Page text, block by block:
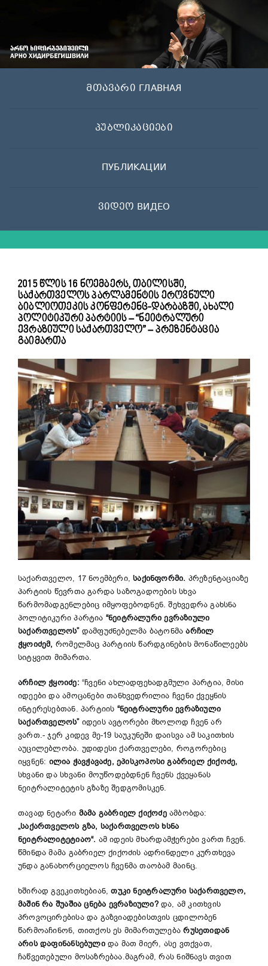
მთავარი ГЛАВНАЯ
პუბლიკაციები
ПУБЛИКАЦИИ
ვიდეო ВИДЕО
2015 წლის 16 ნოემბერს, თბილისში,
საქართველოს პარლამენტის ეროვნული
ბიბლიოთეკის კონფერენც-დარბაზში, ახალი
პოლიტიკური პარტიის – “ნეიტრალური
ევრაზიული საქართველო” – პრეზენტაცია
გაიმართა
საქართველო, 17 ნოემბერი,საქინფორმი. პრეზენტაციაზე
პარტიის წევრთა გარდა საზოგადოების სხვა
წარმომადგენლებიც იმყოფებოდნენ. შეხვედრა გახსნა
პოლიტიკური პარტია “ნეიტრალური ევრაზიული
საქართველოს”დამფუძნებელმა ბატონმაარჩილ
ჭყოიძემ, რომელმაც პარტიის წარდგინების მონაწილეებს
სიტყვით მიმართა.
არჩილ ჭყოიძე: “ჩვენი ახლადფეხადგმული პარტია, მისი
იდეები და ამოცანები თანხვედრილია ჩვენი ქვეყნის
ინტერესებთან. პარტიის “ნეიტრალური ევრაზიული
საქართველოს”იდეის ავტორები მხოლოდ ჩვენ არ
ვართ.- ჯერ კიდევ მე-19 საუკუნეში დაისვა ამ საკითხის
აუცილებლობა. უდიდესი ქართველები, როგორებიც
იყვნენ: ილია ჭავჭავაძე,ეპისკოპოსი გაბრიელ ქიქოძე,
სხვანი და სხვანი მოუწოდებდნენ ჩვენს ქვეყანას
ნეიტრალიტეტის გზაზე შედგომისკენ.
თავად ნეტარი მამა გაბრიელ ქიქოძეამბობდა:
„საქართველოს გზა, საქართველოს ხსნა
ნეიტრალიტეტიაო“. ამ იდეის მხარდამჭერები ვართ ჩვენ.
წმინდა მამა გაბრიელ ქიქოძის ადრინდელი კურთხევა
უნდა განახორციელოს ჩვენმა თაობამ მაინც.
ხშირად გვეკითხებიან,თუკი ნეიტრალური საქართველო,
მაშინ რა შუაშია ცნება ევრაზიული?და, ამ კითხვის
პროვოცირებისა და გაზვიადებისთვის ცდილობენ
წარმოაჩინონ, თითქოს ეს მიმართულებარუსეთიდან
არის დაფინანსებულიდა მათ მიერ, ასე ვთქვათ,
ჩაწვეთებული მოსაზრებაა.მაგრამ, რას ნიშნავს თვით